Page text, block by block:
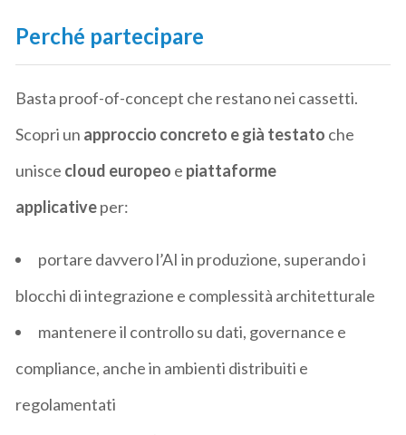
Perché partecipare
Basta proof-of-concept che restano nei cassetti.
Scopri un approccio concreto e già testato che
unisce cloud europeo e piattaforme
applicativeper:
portare davvero l’AI in produzione, superando i
blocchi di integrazione e complessità architetturale
mantenere il controllo su dati, governance e
compliance, anche in ambienti distribuiti e
regolamentati